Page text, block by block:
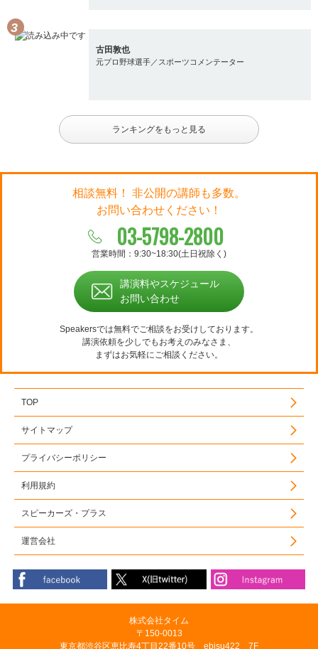
古田敦也
元プロ野球選手／スポーツコメンテーター
ランキングをもっと見る
相談無料！ 非公開の講師も多数。
お問い合わせください！
03-5798-2800
営業時間：9:30~18:30(土日祝除く)
講演料やスケジュール
お問い合わせ
Speakersでは無料でご相談をお受けしております。
講演依頼を少しでもお考えのみなさま、
まずはお気軽にご相談ください。
TOP
サイトマップ
プライバシーポリシー
利用規約
スピーカーズ・プラス
運営会社
株式会社タイム
〒150-0013
東京都渋谷区恵比寿4丁目22番10号 ebisu422 7F